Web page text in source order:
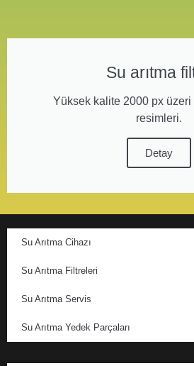
Su arıtma
Yüksek kalite 2000 px üzeri
resimleri.
Detay
Su Arıtma Cihazı
Su Arıtma Filtreleri
Su Arıtma Servis
Su Arıtma Yedek Parçaları